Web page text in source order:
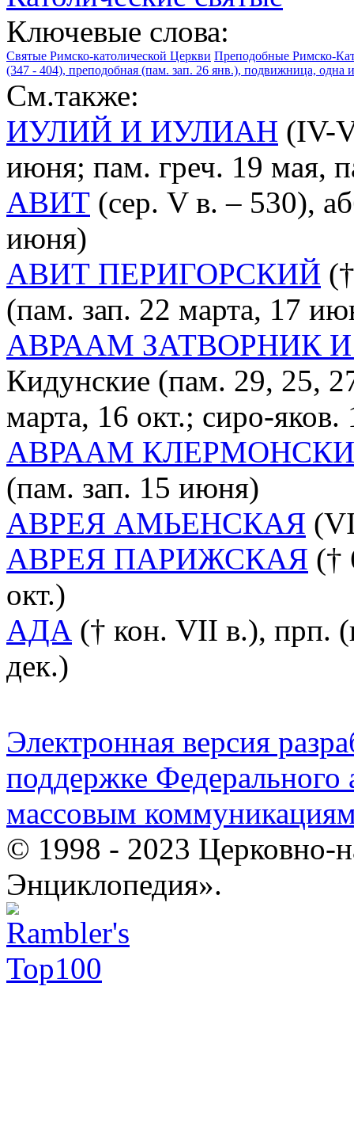
Ключевые слова:
Святые Римско-католической Церкви Преподобные Римско-
(347 - 404), преподобная (пам. зап. 26 янв.), подвижница, одна
См.также:
ИУЛИЙ И ИУЛИАН (IV-
июня; пам. греч. 19 мая,
АВИТ (сер. V в. – 530),
июня)
АВИТ ПЕРИГОРСКИЙ
(пам. зап. 22 марта, 17
АВРААМ ЗАТВОРНИК
Кидунские (пам. 29, 25,
марта, 16 окт.; сиро-
АВРААМ
(пам. зап. 15 июня)
АВРЕЯ АМЬЕНСКАЯ
АВРЕЯ ПАРИЖСКАЯ (†
окт.)
АДА († кон. VII в.), прп.
дек.)
Электронная версия
поддержке Федерального
массовым
© 1998 - 2023 Церковно-
Энциклопедия».